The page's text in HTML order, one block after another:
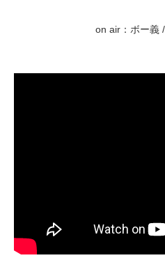
on air：ボー義